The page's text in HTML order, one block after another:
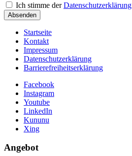
Ich stimme derDatenschutzerklärung
Absenden
Startseite
Kontakt
Impressum
Datenschutzerklärung
Barrierefreiheitserklärung
Facebook
Instagram
Youtube
LinkedIn
Kununu
Xing
Angebot